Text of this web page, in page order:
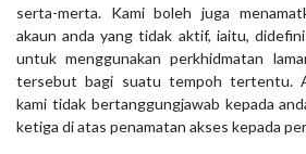
serta-merta. Kami boleh juga
akaun anda yang tidak aktif, iaitu,
untuk menggunakan perkhidmatan
tersebut bagi suatu tempoh tertentu.
kami tidak bertanggungjawab kepada
ketiga di atas penamatan akses kepada